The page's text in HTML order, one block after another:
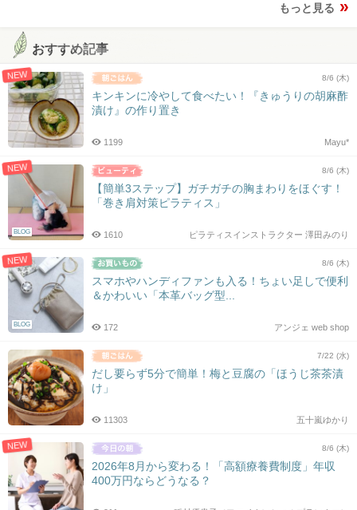
もっと見る
おすすめ記事
NEW 8/6 (木)
キンキンに冷やして食べたい！『きゅうりの胡麻酢
漬け』の作り置き
Mayu*
1199
NEW
BLOG
8/6 (木)
【簡単3ステップ】ガチガチの胸まわりをほぐす！
「巻き肩対策ピラティス」
ピラティスインストラクター 澤田みのり
1610
NEW
BLOG
8/6 (木)
スマホやハンディファンも入る！ちょい足しで便利
＆かわいい「本革バッグ型...
アンジェ web shop
172
7/22 (水)
だし要らず5分で簡単！梅と豆腐の「ほうじ茶茶漬
け」
五十嵐ゆかり
11303
NEW 8/6 (木)
2026年8月から変わる！「高額療養費制度」年収
400万円ならどうなる？